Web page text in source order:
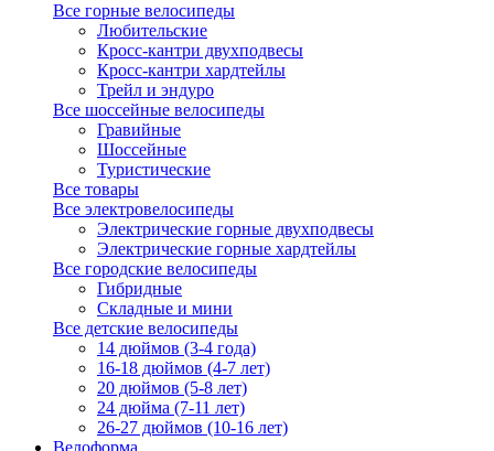
Все горные велосипеды
Любительские
Кросс-кантри двухподвесы
Кросс-кантри хардтейлы
Трейл и эндуро
Все шоссейные велосипеды
Гравийные
Шоссейные
Туристические
Все товары
Все электровелосипеды
Электрические горные двухподвесы
Электрические горные хардтейлы
Все городские велосипеды
Гибридные
Складные и мини
Все детские велосипеды
14 дюймов (3-4 года)
16-18 дюймов (4-7 лет)
20 дюймов (5-8 лет)
24 дюйма (7-11 лет)
26-27 дюймов (10-16 лет)